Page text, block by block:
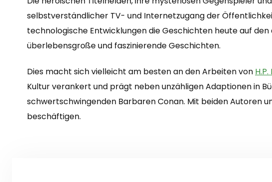
selbstverständlicher TV- und Internetzugang der
technologische Entwicklungen die Geschichten heute auf
überlebensgroße und faszinierende Geschichten.
Dies macht sich vielleicht am besten an den Arbeiten von
Kultur verankert und prägt neben unzähligen Adaptionen in
schwertschwingenden Barbaren Conan. Mit beiden Autoren
beschäftigen.